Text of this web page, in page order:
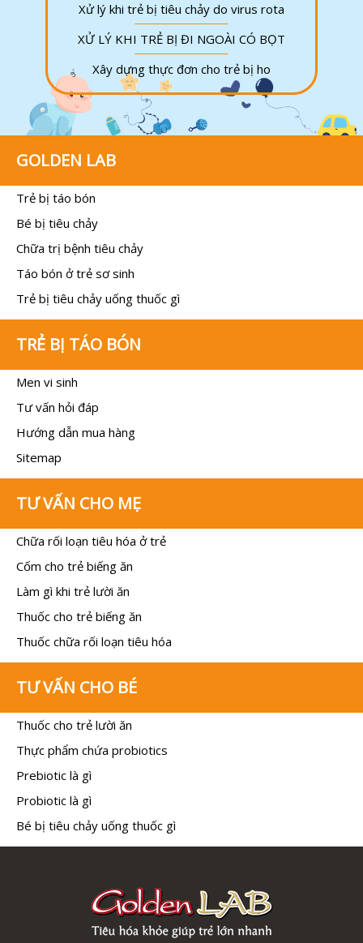
Xử lý khi trẻ bị tiêu chảy do virus rota
XỬ LÝ KHI TRẺ BỊ ĐI NGOÀI CÓ BỌT
Xây dựng thực đơn cho trẻ bị ho
GOLDEN LAB
Trẻ bị táo bón
Bé bị tiêu chảy
Chữa trị bệnh tiêu chảy
Táo bón ở trẻ sơ sinh
Trẻ bị tiêu chảy uống thuốc gì
TRẺ BỊ TÁO BÓN
Men vi sinh
Tư vấn hỏi đáp
Hướng dẫn mua hàng
Sitemap
TƯ VẤN CHO MẸ
Chữa rối loạn tiêu hóa ở trẻ
Cốm cho trẻ biếng ăn
Làm gì khi trẻ lười ăn
Thuốc cho trẻ biếng ăn
Thuốc chữa rối loạn tiêu hóa
TƯ VẤN CHO BÉ
Thuốc cho trẻ lười ăn
Thực phẩm chứa probiotics
Prebiotic là gì
Probiotic là gì
Bé bị tiêu chảy uống thuốc gì